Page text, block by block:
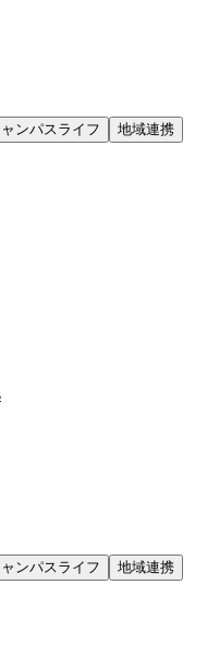
ンパスライフ
地域連携
ンパスライフ
地域連携